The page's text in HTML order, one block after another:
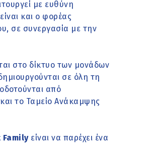
με ευθύνη
και ο φορέας
σε συνεργασία με την
στο δίκτυο των μονάδων
σε όλη τη
από
το Ταμείο Ανάκαμψης
Familyείναι να παρέχει ένα